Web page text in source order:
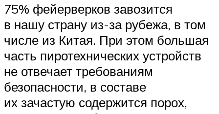
75% фейерверков завозится
в нашу страну из-за рубежа, в том
числе из Китая. При этом большая
часть пиротехнических устройств
не отвечает требованиям
безопасности, в составе
их зачастую содержится порох,